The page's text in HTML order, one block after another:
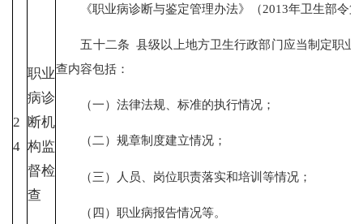
2
4
职业
病诊
断机
构监
督检
查
《职业病诊断与鉴定管理办法》（2013年卫生部令第
五十二条 县级以上地方卫生行政部门应当制定职业
查内容包括：
（一）法律法规、标准的执行情况；
（二）规章制度建立情况；
（三）人员、岗位职责落实和培训等情况；
（四）职业病报告情况等。